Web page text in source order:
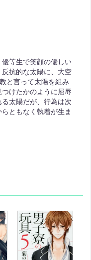
等生で笑顔の優しい
抗的な太陽に、大空
と言って太陽を組み
けたかのように屈辱
太陽だが、行為は次
ともなく執着が生ま